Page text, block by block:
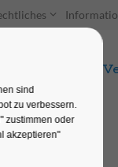
& Erleben
sind
zu verbessern.
zustimmen oder
akzeptieren"